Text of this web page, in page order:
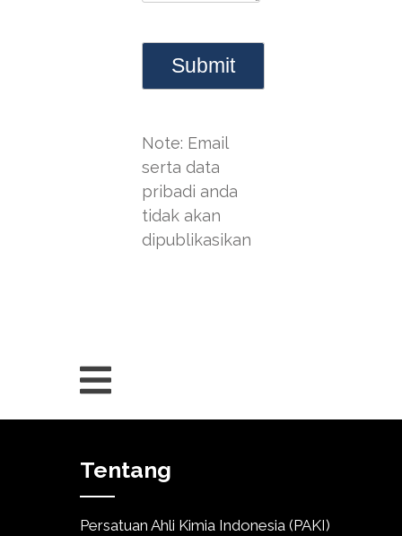
Note: Email
serta data
pribadi anda
tidak akan
dipublikasikan
Tentang
Persatuan Ahli Kimia Indonesia (PAKI)